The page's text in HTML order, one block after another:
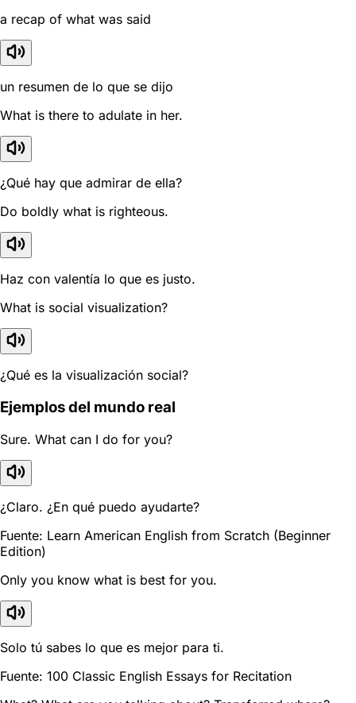
a recap of what was said
un resumen de lo que se dijo
What is there to adulate in her.
¿Qué hay que admirar de ella?
Do boldly what is righteous.
Haz con valentía lo que es justo.
What is social visualization?
¿Qué es la visualización social?
Ejemplos del mundo real
Sure. What can I do for you?
¿Claro. ¿En qué puedo ayudarte?
Fuente: Learn American English from Scratch (Beginner
Edition)
Only you know what is best for you.
Solo tú sabes lo que es mejor para ti.
Fuente: 100 Classic English Essays for Recitation